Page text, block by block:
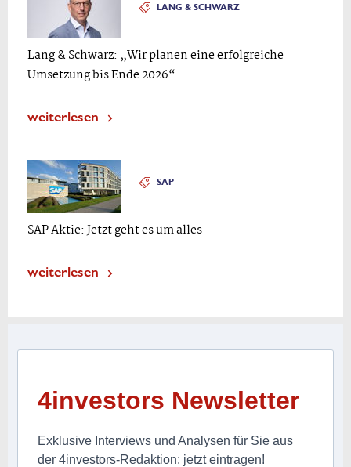
LANG & SCHWARZ
Lang & Schwarz: „Wir planen eine erfolgreiche
Umsetzung bis Ende 2026“
weiterlesen
SAP
SAP Aktie: Jetzt geht es um alles
weiterlesen
4investors Newsletter
Exklusive Interviews und Analysen für Sie aus
der 4investors-Redaktion: jetzt eintragen!